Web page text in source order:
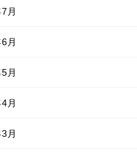
月
月
月
月
月